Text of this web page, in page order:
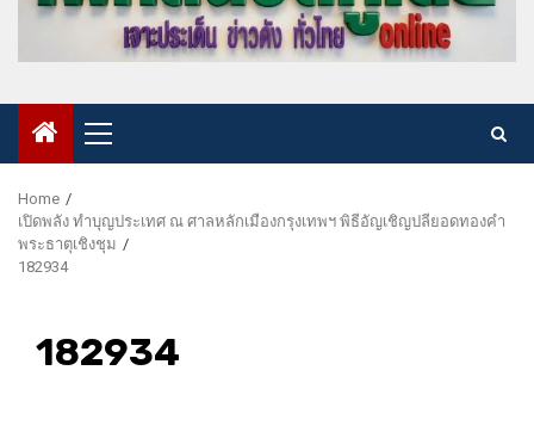
Primary
Menu
Home
เปิดพลัง ทำบุญประเทศ ณ ศาลหลักเมืองกรุงเทพฯ พิธีอัญเชิญปลียอดทองคำ
พระธาตุเชิงชุม
182934
182934